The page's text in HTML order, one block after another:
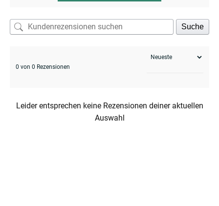
Suche
0 von 0 Rezensionen
Leider entsprechen keine Rezensionen deiner aktuellen
Auswahl